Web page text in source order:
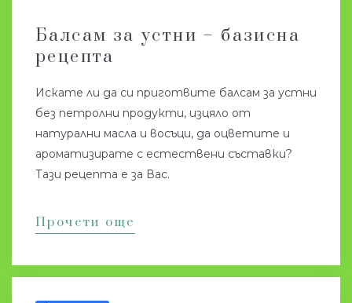
Балсам за устни – базисна
рецепта
Искате ли да си приготвите балсам за устни
без петролни продукти, изцяло от
натурални масла и восъци, да оцветите и
ароматизирате с естествени съставки?
Тази рецепта е за Вас.
Прочети още